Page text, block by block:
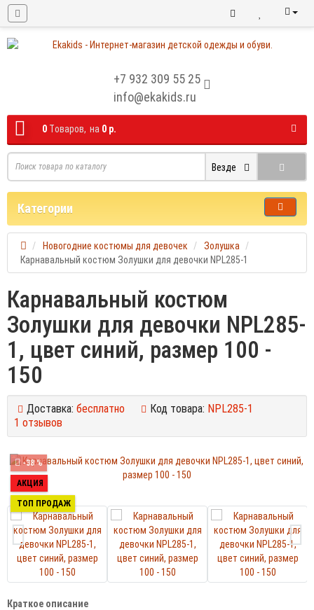
+7 932 309 55 25
info@ekakids.ru
0 Tоваров, на 0 р.
Везде
Категории
Новогодние костюмы для девочек
Золушка
Карнавальный костюм Золушки для девочки NPL285-1
Карнавальный костюм
Золушки для девочки NPL285-
1, цвет синий, размер 100 -
150
Доставка: бесплатно Код товара: NPL285-1
1 отзывов
-38 %
АКЦИЯ
ТОП ПРОДАЖ
Краткое описание